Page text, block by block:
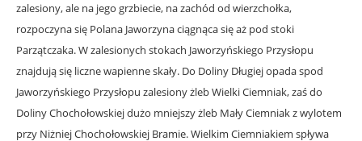
zalesiony, ale na jego grzbiecie, na zachód od wierzchołka,
rozpoczyna się Polana Jaworzyna ciągnąca się aż pod stoki
Parzątczaka. W zalesionych stokach Jaworzyńskiego Przysłopu
znajdują się liczne wapienne skały. Do Doliny Długiej opada spod
Jaworzyńskiego Przysłopu zalesiony żleb Wielki Ciemniak, zaś do
Doliny Chochołowskiej dużo mniejszy żleb Mały Ciemniak z wylotem
przy Niżniej Chochołowskiej Bramie. Wielkim Ciemniakiem spływa